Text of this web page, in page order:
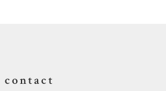
contact